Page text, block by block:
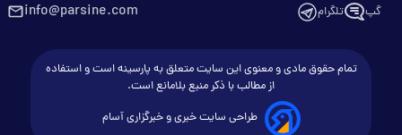
گپ تلگرام info@parsine.com
تمام حقوق مادی و معنوی این سایت متعلق به پارسینه است و استفاده
از مطالب با ذکر منبع بلامانع است.
طراحی سایت خبری و خبرگزاری آسام